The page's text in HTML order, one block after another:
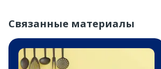
Связанные материалы